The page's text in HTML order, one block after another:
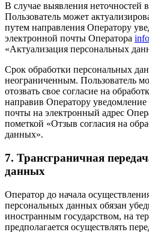
В случае выявления неточностей
Пользователь может
путем направления Оператору
электронной почты Оператора
«Актуализация персональных
Срок обработки персональных
неограниченным. Пользователь
отозвать свое согласие на
направив Оператору
почты на электронный адрес
пометкой «Отзыв согласия на
данных».
7. Трансграничная
данных
Оператор до начала
персональных данных обязан
иностранным государством, на
предполагается осуществлять